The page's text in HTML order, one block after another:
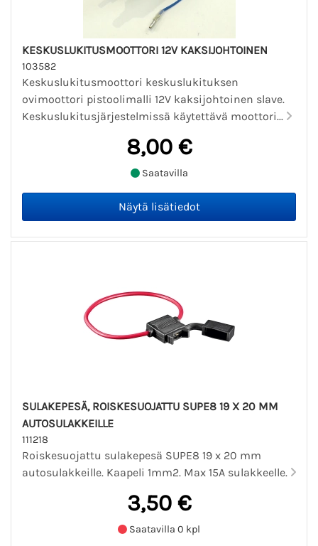
KESKUSLUKITUSMOOTTORI 12V KAKSIJOHTOINEN
103582
Keskuslukitusmoottori keskuslukituksen
ovimoottori pistoolimalli 12V kaksijohtoinen slave.
Keskuslukitusjärjestelmissä käytettävä moottori...
8,00 €
Saatavilla
SULAKEPESÄ, ROISKESUOJATTU SUPE8 19 X 20 MM
AUTOSULAKKEILLE
111218
Roiskesuojattu sulakepesä SUPE8 19 x 20 mm
autosulakkeille. Kaapeli 1mm2. Max 15A sulakkeelle.
3,50 €
Saatavilla 0 kpl